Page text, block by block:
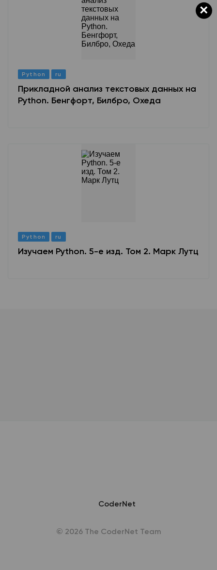
Python ru
Прикладной анализ текстовых данных на
Python. Бенгфорт, Билбро, Охеда
Python ru
Изучаем Python. 5-е изд. Том 2. Марк Лутц
CoderNet
© 2026 The CoderNet Team
×